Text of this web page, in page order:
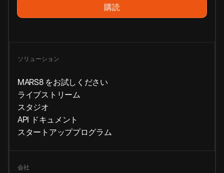
ソリューション
MARS8 をお試しください
ライブストリーム
スタジオ
API ドキュメント
スタートアッププログラム
会社